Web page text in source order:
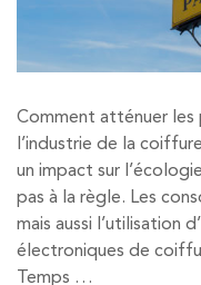
Comment atténuer les
l’industrie de la
un impact sur
pas à la règle. Les
mais aussi l’utilisation
électroniques de
Temps …